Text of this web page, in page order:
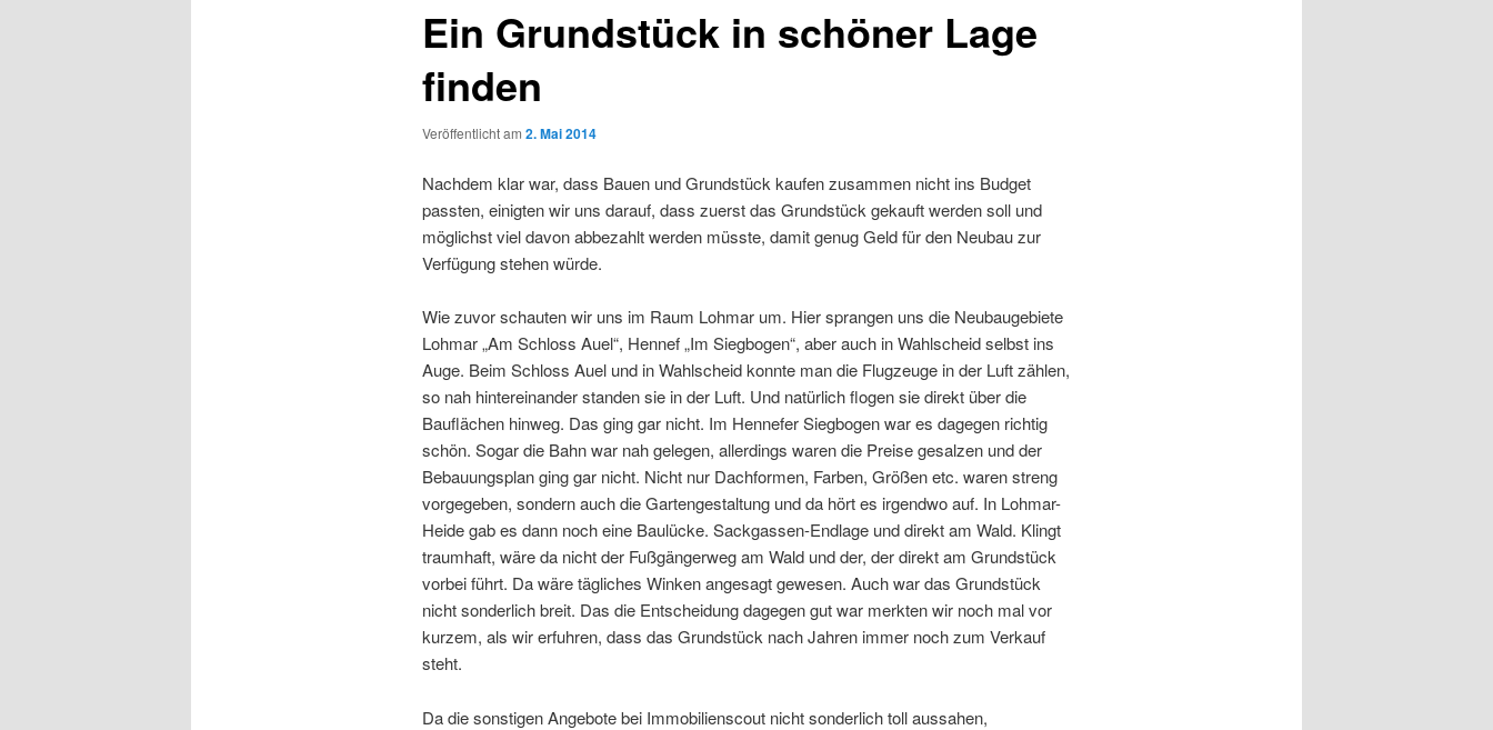
Ein Grundstück in schöner Lage
finden
Veröffentlicht am 2. Mai 2014
Nachdem klar war, dass Bauen und Grundstück kaufen zusammen nicht ins Budget
passten, einigten wir uns darauf, dass zuerst das Grundstück gekauft werden soll und
möglichst viel davon abbezahlt werden müsste, damit genug Geld für den Neubau zur
Verfügung stehen würde.
Wie zuvor schauten wir uns im Raum Lohmar um. Hier sprangen uns die Neubaugebiete
Lohmar „Am Schloss Auel“, Hennef „Im Siegbogen“, aber auch in Wahlscheid selbst ins
Auge. Beim Schloss Auel und in Wahlscheid konnte man die Flugzeuge in der Luft zählen,
so nah hintereinander standen sie in der Luft. Und natürlich flogen sie direkt über die
Bauflächen hinweg. Das ging gar nicht. Im Hennefer Siegbogen war es dagegen richtig
schön. Sogar die Bahn war nah gelegen, allerdings waren die Preise gesalzen und der
Bebauungsplan ging gar nicht. Nicht nur Dachformen, Farben, Größen etc. waren streng
vorgegeben, sondern auch die Gartengestaltung und da hört es irgendwo auf. In Lohmar-
Heide gab es dann noch eine Baulücke. Sackgassen-Endlage und direkt am Wald. Klingt
traumhaft, wäre da nicht der Fußgängerweg am Wald und der, der direkt am Grundstück
vorbei führt. Da wäre tägliches Winken angesagt gewesen. Auch war das Grundstück
nicht sonderlich breit. Das die Entscheidung dagegen gut war merkten wir noch mal vor
kurzem, als wir erfuhren, dass das Grundstück nach Jahren immer noch zum Verkauf
steht.
Da die sonstigen Angebote bei Immobilienscout nicht sonderlich toll aussahen,